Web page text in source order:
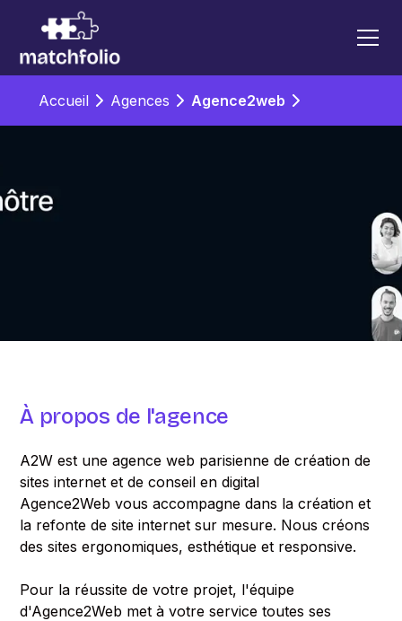
Accueil Agences Agence2web
À propos de l'agence
A2W est une agence web parisienne de création de
sites internet et de conseil en digital
Agence2Web vous accompagne dans la création et
la refonte de site internet sur mesure. Nous créons
des sites ergonomiques, esthétique et responsive.
Pour la réussite de votre projet, l'équipe
d'Agence2Web met à votre service toutes ses